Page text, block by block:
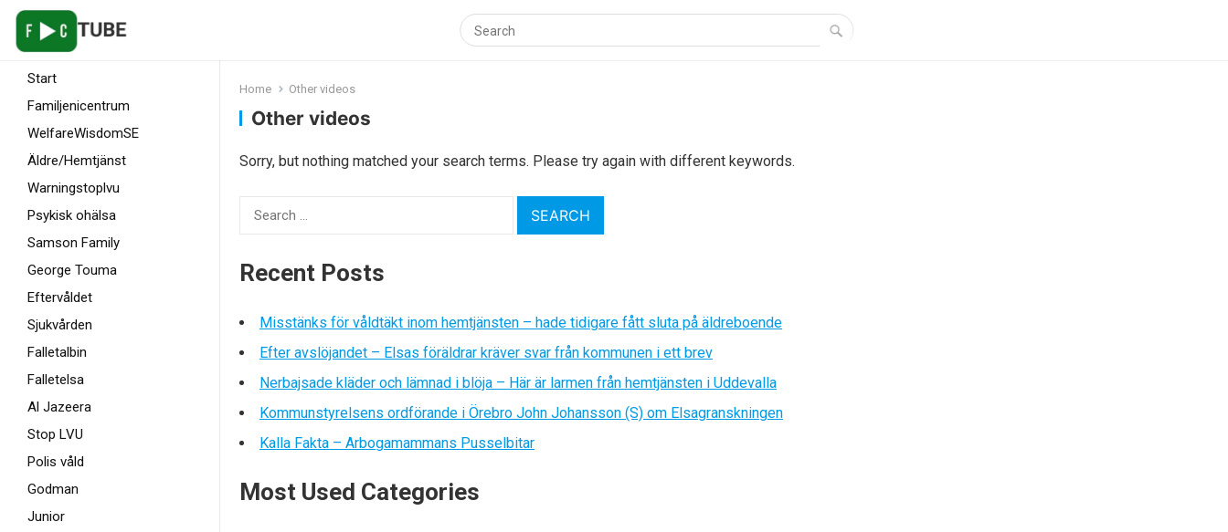
Start
Familjenicentrum
WelfareWisdomSE
Äldre/Hemtjänst
Warningstoplvu
Psykisk ohälsa
Samson Family
George Touma
Eftervåldet
Sjukvården
Falletalbin
Falletelsa
Al Jazeera
Stop LVU
Polis våld
Godman
Junior
Home Other videos
Other videos
Sorry, but nothing matched your search terms. Please try again with different keywords.
Search
Recent Posts
Misstänks för våldtäkt inom hemtjänsten – hade tidigare fått sluta på äldreboende
Efter avslöjandet – Elsas föräldrar kräver svar från kommunen i ett brev
Nerbajsade kläder och lämnad i blöja – Här är larmen från hemtjänsten i Uddevalla
Kommunstyrelsens ordförande i Örebro John Johansson (S) om Elsagranskningen
Kalla Fakta – Arbogamammans Pusselbitar
Most Used Categories